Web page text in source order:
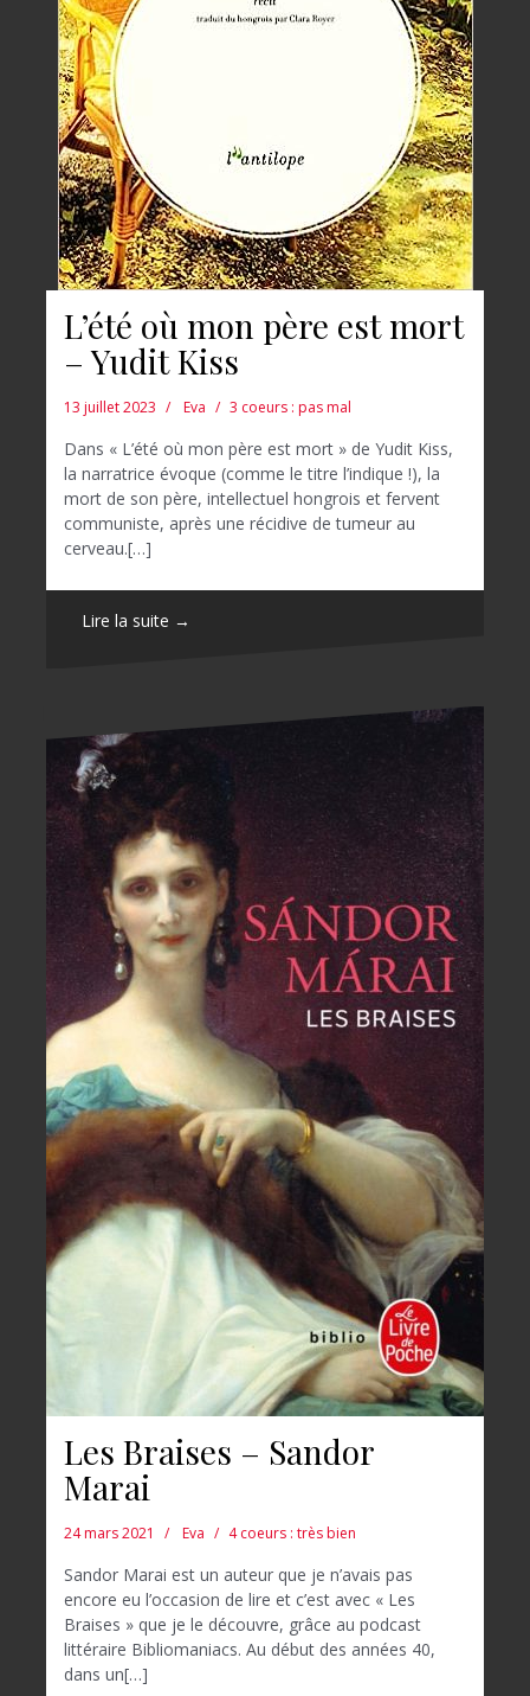
L’été où mon père est mort
– Yudit Kiss
13 juillet 2023 Eva 3 coeurs : pas mal
Dans « L’été où mon père est mort » de Yudit Kiss,
la narratrice évoque (comme le titre l’indique !), la
mort de son père, intellectuel hongrois et fervent
communiste, après une récidive de tumeur au
cerveau.[…]
Lire la suite →
Les Braises – Sandor
Marai
24 mars 2021 Eva 4 coeurs : très bien
Sandor Marai est un auteur que je n’avais pas
encore eu l’occasion de lire et c’est avec « Les
Braises » que je le découvre, grâce au podcast
littéraire Bibliomaniacs. Au début des années 40,
dans un[…]